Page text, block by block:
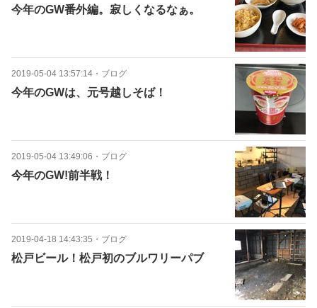
今年のGW番外編。寂しくなるなぁ。
2019-05-04 13:57:14 ・ ブログ
今年のGWは、元号越しそば！
2019-05-04 13:49:06 ・ ブログ
今年のGW!前半戦！
2019-04-18 14:43:35 ・ ブログ
松戸ビール！松戸初のブルワリーパブ